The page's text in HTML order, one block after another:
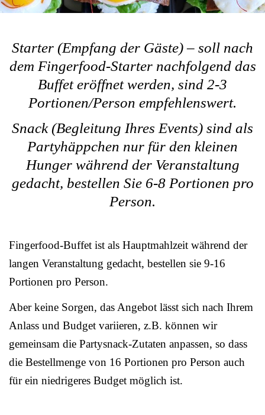
Starter (Empfang der Gäste) – soll nach
dem Fingerfood-Starter nachfolgend das
Buffet eröffnet werden, sind 2-3
Portionen/Person empfehlenswert.
Snack (Begleitung Ihres Events) sind als
Partyhäppchen nur für den kleinen
Hunger während der Veranstaltung
gedacht, bestellen Sie 6-8 Portionen pro
Person.
Fingerfood-Buffet ist als Hauptmahlzeit während der
langen Veranstaltung gedacht, bestellen sie 9-16
Portionen pro Person.
Aber keine Sorgen, das Angebot lässt sich nach Ihrem
Anlass und Budget variieren, z.B. können wir
gemeinsam die Partysnack-Zutaten anpassen, so dass
die Bestellmenge von 16 Portionen pro Person auch
für ein niedrigeres Budget möglich ist.